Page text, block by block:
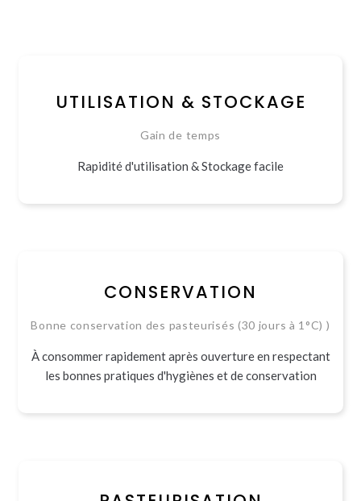
UTILISATION & STOCKAGE
Gain de temps
Rapidité d'utilisation & Stockage facile
CONSERVATION
Bonne conservation des pasteurisés (30 jours à 1°C) )
À consommer rapidement après ouverture en respectant
les bonnes pratiques d'hygiènes et de conservation